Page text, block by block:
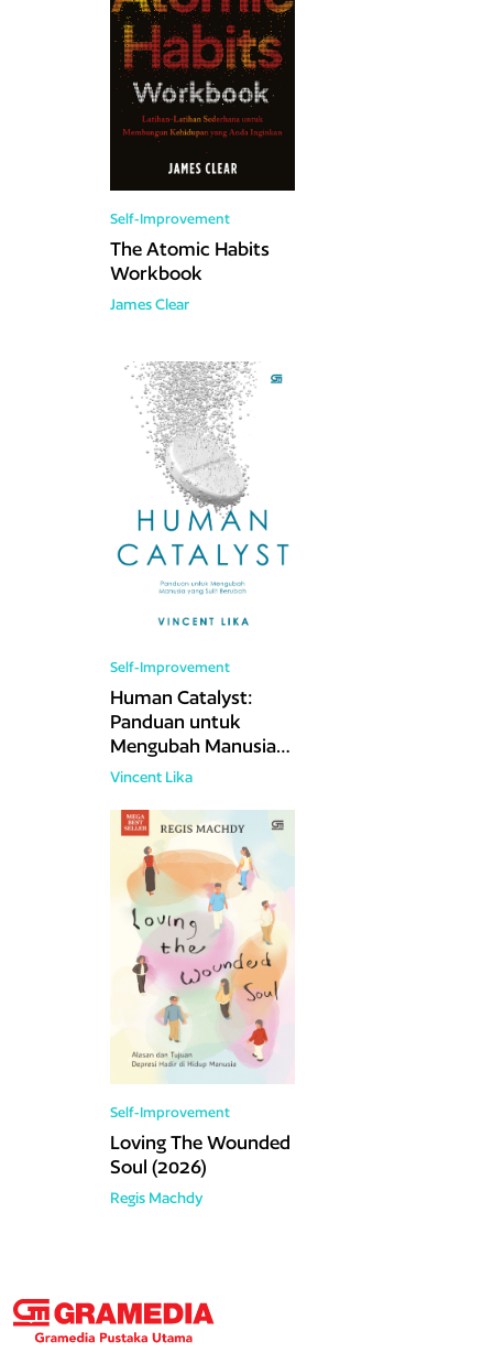
Self-Improvement
The Atomic Habits
Workbook
James Clear
Self-Improvement
Human Catalyst:
Panduan untuk
Mengubah Manusia
yang Sulit Berubah
Vincent Lika
Self-Improvement
Loving The Wounded
Soul (2026)
Regis Machdy